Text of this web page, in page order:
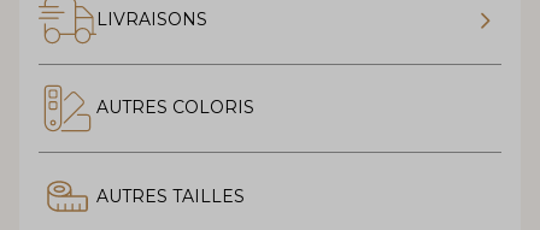
LIVRAISONS
AUTRES COLORIS
AUTRES TAILLES